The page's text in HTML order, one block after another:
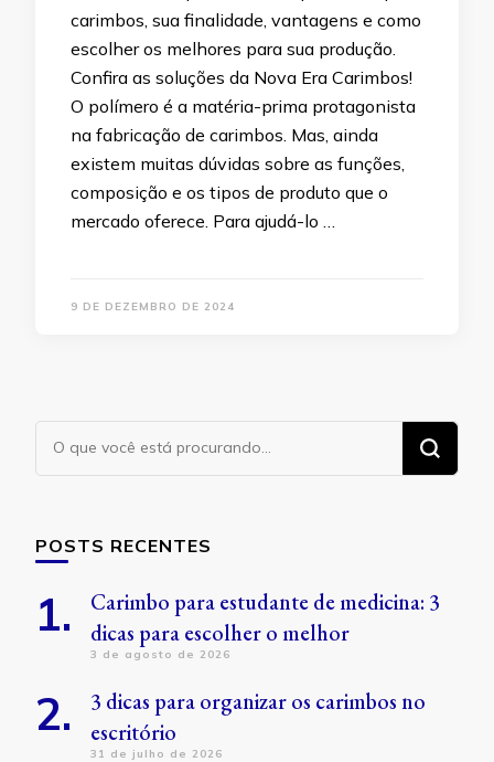
carimbos, sua finalidade, vantagens e como
escolher os melhores para sua produção.
Confira as soluções da Nova Era Carimbos!
O polímero é a matéria-prima protagonista
na fabricação de carimbos. Mas, ainda
existem muitas dúvidas sobre as funções,
composição e os tipos de produto que o
mercado oferece. Para ajudá-lo …
9 DE DEZEMBRO DE 2024
Procurando
algo?
POSTS RECENTES
Carimbo para estudante de medicina: 3
dicas para escolher o melhor
3 de agosto de 2026
3 dicas para organizar os carimbos no
escritório
31 de julho de 2026